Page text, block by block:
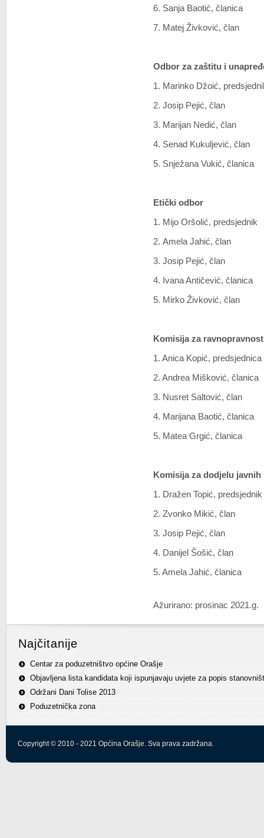
6. Sanja Baotić, članica
7. Matej Živković, član
Odbor za zaštitu i
1. Marinko Džoić,
2. Josip Pejić, član
3. Marijan Nedić, član
4. Senad Kukuljević, član
5. Snježana Vukić, članica
Etički odbor
1. Mijo Oršolić, predsjednik
2. Amela Jahić, član
3. Josip Pejić, član
4. Ivana Antičević, članica
5. Mirko Živković, član
Komisija za
1. Anica Kopić, predsjednica
2. Andrea Mišković, članica
3. Nusret Saltović, član
4. Marijana Baotić, članica
5. Matea Grgić, članica
Komisija za dodjelu
1. Dražen Topić, predsjednik
2. Zvonko Mikić, član
3. Josip Pejić, član
4. Danijel Šošić, član
5. Amela Jahić, članica
Ažurirano: prosinac 2021.g.
Najčitanije
Centar za poduzetništvo općine Orašje
Objavljena lista kandidata koji ispunjavaju uvjete za popis
Održani Dani Tolise 2013
Poduzetnička zona
Copyright © 2010 - 2021 Općina Orašje. Sva prava zadržana.